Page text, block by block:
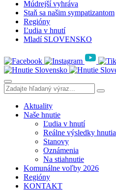
Múdrejší vyhráva
Staň sa našim sympatizantom
Regióny
Ľudia v hnutí
Mladí SLOVENSKO
Aktuality
Naše hnutie
Ľudia v hnutí
Reálne výsledky hnutia
Stanovy
Oznámenia
Na stiahnutie
Komunálne voľby 2026
Regióny
KONTAKT